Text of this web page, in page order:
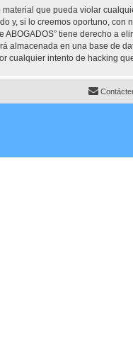
que pueda violar
y, si lo creemos oportuno, con
tiene derecho a
en una base de
cualquier intento de hacking